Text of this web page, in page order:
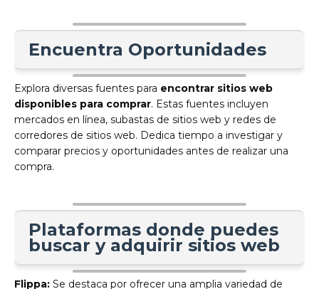
Encuentra Oportunidades
Explora diversas fuentes para encontrar sitios web
disponibles para comprar. Estas fuentes incluyen
mercados en línea, subastas de sitios web y redes de
corredores de sitios web. Dedica tiempo a investigar y
comparar precios y oportunidades antes de realizar una
compra.
Plataformas donde puedes
buscar y adquirir sitios web
Flippa: Se destaca por ofrecer una amplia variedad de